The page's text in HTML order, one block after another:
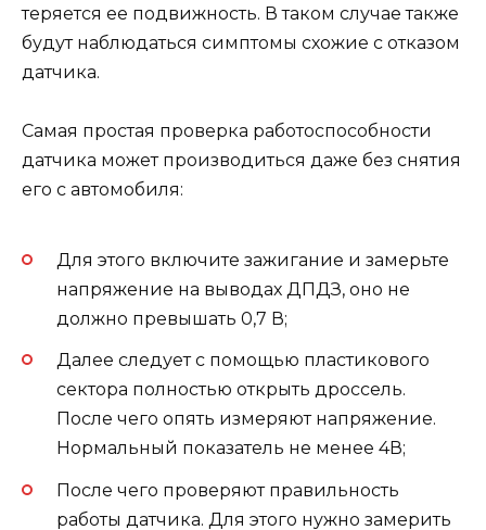
теряется ее подвижность. В таком случае также
будут наблюдаться симптомы схожие с отказом
датчика.
Самая простая проверка работоспособности
датчика может производиться даже без снятия
его с автомобиля:
Для этого включите зажигание и замерьте
напряжение на выводах ДПДЗ, оно не
должно превышать 0,7 В;
Далее следует с помощью пластикового
сектора полностью открыть дроссель.
После чего опять измеряют напряжение.
Нормальный показатель не менее 4В;
После чего проверяют правильность
работы датчика. Для этого нужно замерить